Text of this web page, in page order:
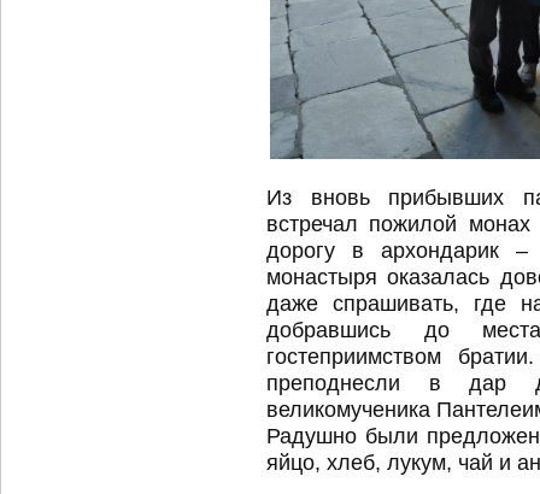
Из вновь прибывших
встречал пожилой
дорогу в архондарик –
монастыря оказалась
даже спрашивать, где
добравшись до
гостеприимством
преподнесли в дар
великомученика
Радушно были
яйцо, хлеб, лукум, чай и